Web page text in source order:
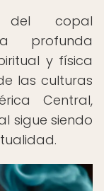
del copal
profunda
y física
las culturas
Central,
sigue siendo